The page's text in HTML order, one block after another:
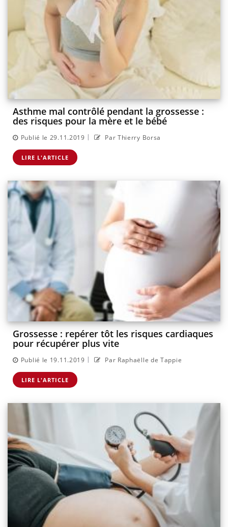
Asthme mal contrôlé pendant la grossesse :
des risques pour la mère et le bébé
Publié le 29.11.2019 | Par Thierry Borsa
LIRE L'ARTICLE
Grossesse : repérer tôt les risques cardiaques
pour récupérer plus vite
Publié le 19.11.2019 | Par Raphaëlle de Tappie
LIRE L'ARTICLE